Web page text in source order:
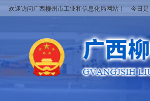
欢迎访问广西柳州市工业和信息化局网站！ 今日